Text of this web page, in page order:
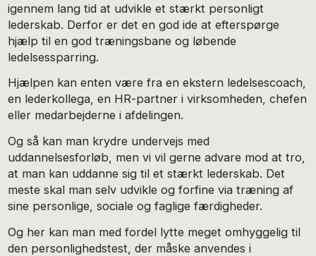
igennem lang tid at udvikle et stærkt personligt
lederskab. Derfor er det en god ide at efterspørge
hjælp til en god træningsbane og løbende
ledelsessparring.
Hjælpen kan enten være fra en ekstern ledelsescoach,
en lederkollega, en HR-partner i virksomheden, chefen
eller medarbejderne i afdelingen.
Og så kan man krydre undervejs med
uddannelsesforløb, men vi vil gerne advare mod at tro,
at man kan uddanne sig til et stærkt lederskab. Det
meste skal man selv udvikle og forfine via træning af
sine personlige, sociale og faglige færdigheder.
Og her kan man med fordel lytte meget omhyggelig til
den personlighedstest, der måske anvendes i